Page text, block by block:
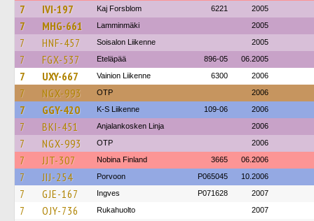
7 IVI-197 Kaj Forsblom 6221 2005
7 MHG-661 Lamminmäki 2005
7 HNF-457 Soisalon Liikenne 2005
7 FGX-537 Eteläpää 896-05 06.2005
7 UXY-667 Vainion Liikenne 6300 2006
7 NGX-993 OTP 2006
7 GGY-420 K-S Liikenne 109-06 2006
7 BKI-451 Anjalankosken Linja 2006
7 NGX-993 OTP 2006
7 JJT-307 Nobina Finland 3665 06.2006
7 JIJ-254 Porvoon P065045 10.2006
7 GJE-167 Ingves P071628 2007
7 OJY-736 Rukahuolto 2007